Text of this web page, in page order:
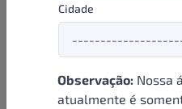
Cidade
Observação: Nossa
atualmente é
Formas de pagamento
Institucional